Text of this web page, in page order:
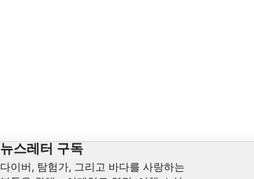
뉴스레터 구독
다이버, 탐험가, 그리고 바다를 사랑하는